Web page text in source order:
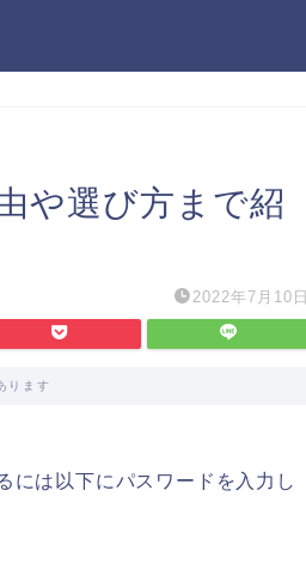
や選び方まで紹
2022年7月10日
ります
には以下にパスワードを入力し